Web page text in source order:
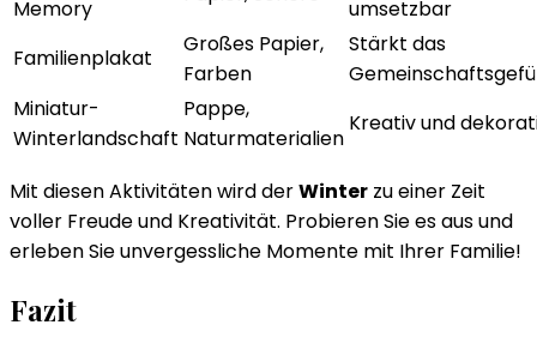
Memory
umsetzbar
Familienplakat
Großes Papier,
Farben
Stärkt das
Miniatur-
Winterlandschaft
Pappe,
Naturmaterialien
Kreativ und
Mit diesen Aktivitäten wird derWinter zu einer Zeit
voller Freude und Kreativität. Probieren Sie es aus und
erleben Sie unvergessliche Momente mit Ihrer Familie!
Fazit